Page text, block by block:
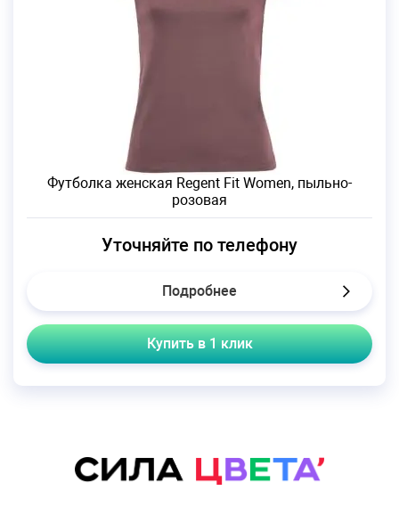
Футболка женская Regent Fit Women, пыльно-
розовая
Уточняйте по телефону
Подробнее
Купить в 1 клик